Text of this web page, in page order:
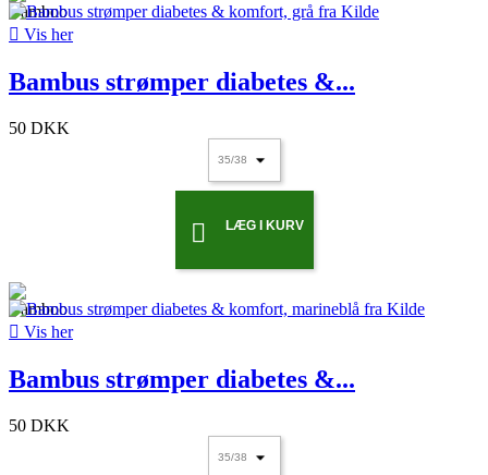
 Vis her
Bambus strømper diabetes &...
50 DKK
 LÆG I KURV
 Vis her
Bambus strømper diabetes &...
50 DKK